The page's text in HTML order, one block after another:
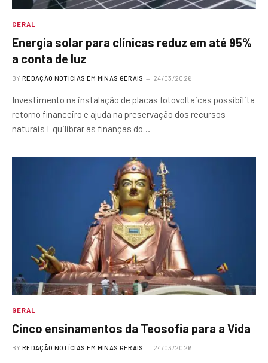
GERAL
Energia solar para clínicas reduz em até 95%
a conta de luz
BY REDAÇÃO NOTÍCIAS EM MINAS GERAIS 24/03/2026
Investimento na instalação de placas fotovoltaicas possibilita
retorno financeiro e ajuda na preservação dos recursos
naturais Equilibrar as finanças do…
GERAL
Cinco ensinamentos da Teosofia para a Vida
BY REDAÇÃO NOTÍCIAS EM MINAS GERAIS 24/03/2026